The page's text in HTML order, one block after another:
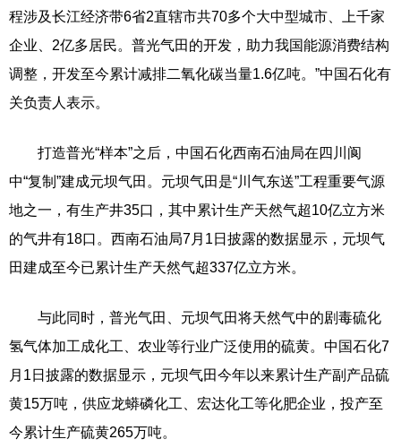
程涉及长江经济带6省2直辖市共70多个大中型城市、上千家
企业、2亿多居民。普光气田的开发，助力我国能源消费结构
调整，开发至今累计减排二氧化碳当量1.6亿吨。”中国石化有
关负责人表示。
打造普光“样本”之后，中国石化西南石油局在四川阆
中“复制”建成元坝气田。元坝气田是“川气东送”工程重要气源
地之一，有生产井35口，其中累计生产天然气超10亿立方米
的气井有18口。西南石油局7月1日披露的数据显示，元坝气
田建成至今已累计生产天然气超337亿立方米。
与此同时，普光气田、元坝气田将天然气中的剧毒硫化
氢气体加工成化工、农业等行业广泛使用的硫黄。中国石化7
月1日披露的数据显示，元坝气田今年以来累计生产副产品硫
黄15万吨，供应龙蟒磷化工、宏达化工等化肥企业，投产至
今累计生产硫黄265万吨。